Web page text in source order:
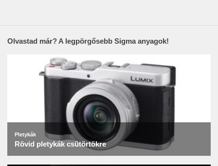
Olvastad már? A legpörgősebb Sigma anyagok!